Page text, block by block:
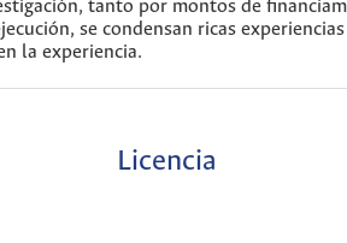
tanto por montos de
se condensan ricas
la experiencia.
Licencia